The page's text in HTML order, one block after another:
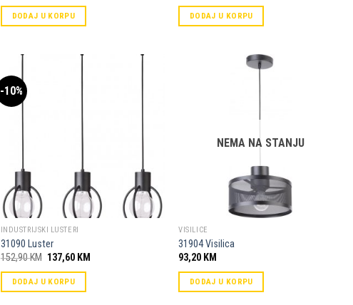
DODAJ U KORPU DODAJ U KORPU
-10%
INDUSTRIJSKI LUSTERI
31090 Luster
152,90KM Original
price
was:
152,90 KM.
137,60 KM
DODAJ U KORPU
NEMA NA STANJU
VISILICE
31904 Visilica
93,20 KM
DODAJ U KORPU